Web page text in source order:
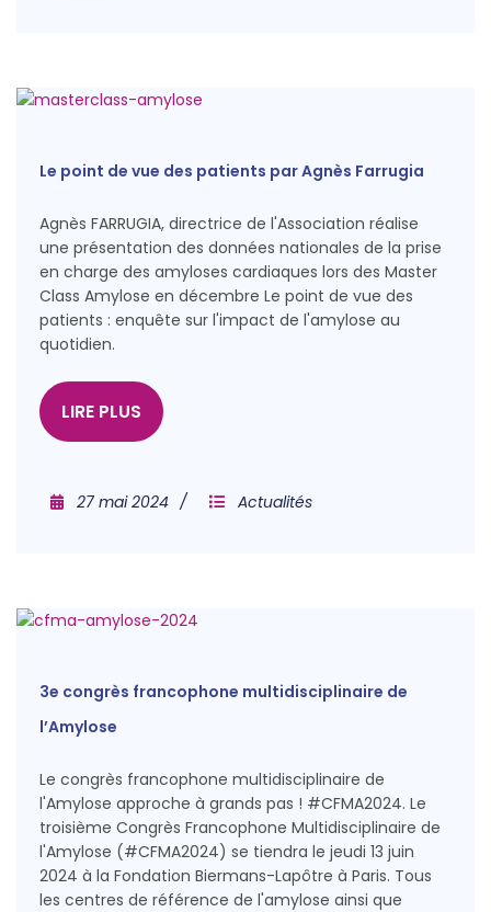
Le point de vue des patients par Agnès Farrugia
Agnès FARRUGIA, directrice de l'Association réalise
une présentation des données nationales de la prise
en charge des amyloses cardiaques lors des Master
Class Amylose en décembre Le point de vue des
patients : enquête sur l'impact de l'amylose au
quotidien.
LIRE PLUS
27 mai 2024 Actualités
3e congrès francophone multidisciplinaire de
l’Amylose
Le congrès francophone multidisciplinaire de
l'Amylose approche à grands pas ! #CFMA2024. Le
troisième Congrès Francophone Multidisciplinaire de
l'Amylose (#CFMA2024) se tiendra le jeudi 13 juin
2024 à la Fondation Biermans-Lapôtre à Paris. Tous
les centres de référence de l'amylose ainsi que